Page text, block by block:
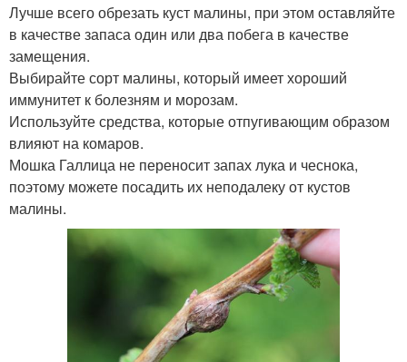
Лучше всего обрезать куст малины, при этом оставляйте
в качестве запаса один или два побега в качестве
замещения.
Выбирайте сорт малины, который имеет хороший
иммунитет к болезням и морозам.
Используйте средства, которые отпугивающим образом
влияют на комаров.
Мошка Галлица не переносит запах лука и чеснока,
поэтому можете посадить их неподалеку от кустов
малины.